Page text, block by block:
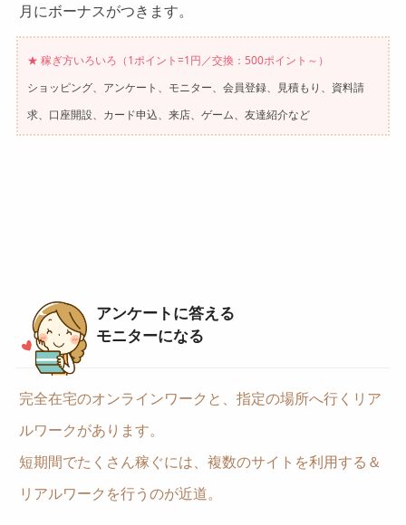
月にボーナスがつきます。
★ 稼ぎ方いろいろ（1ポイント=1円／交換：500ポイント～）
ショッピング、アンケート、モニター、会員登録、見積もり、資料請
求、口座開設、カード申込、来店、ゲーム、友達紹介など
アンケートに答える
モニターになる
完全在宅のオンラインワークと、指定の場所へ行くリア
ルワークがあります。
短期間でたくさん稼ぐには、複数のサイトを利用する＆
リアルワークを行うのが近道。